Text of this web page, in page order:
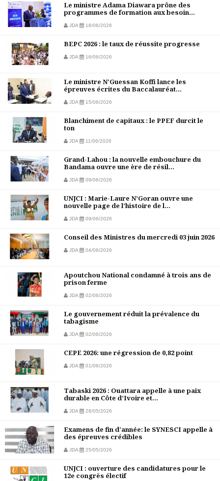
Le ministre Adama Diawara prône des
programmes de formation aux besoin...
JDA 18/06/2026
BEPC 2026 : le taux de réussite progresse
JDA 16/06/2026
Le ministre N'Guessan Koffi lance les
épreuves écrites du Baccalauréat...
JDA 15/06/2026
Blanchiment de capitaux : le PPEF durcit le
ton
JDA 11/06/2026
Grand-Lahou : la nouvelle embouchure du
Bandama ouvre une ère de résil...
JDA 09/06/2026
UNJCI : Marie-Laure N’Goran ouvre une
nouvelle page de l’histoire de l...
JDA 09/06/2026
Conseil des Ministres du mercredi 03 juin 2026
JDA 04/06/2026
Apoutchou National condamné à trois ans de
prison ferme
JDA 02/06/2026
Le gouvernement réduit la prévalence du
tabagisme
JDA 02/06/2026
CEPE 2026: une régression de 0,82 point
JDA 01/06/2026
Tabaski 2026 : Ouattara appelle à une paix
durable en Côte d’Ivoire et...
JDA 28/05/2026
Examens de fin d'année: le SYNESCI appelle à
des épreuves crédibles
JDA 25/05/2026
UNJCI : ouverture des candidatures pour le
12e congrès électif